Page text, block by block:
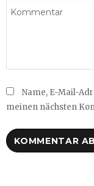
Name, E-Mail-
meinen nächsten